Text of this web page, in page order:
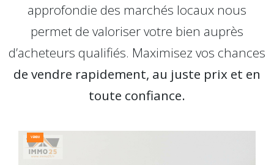
approfondie des marchés locaux nous
permet de valoriser votre bien auprès
d’acheteurs qualifiés. Maximisez vos chances
de vendre rapidement, au juste prix et en
toute confiance.
VENDU